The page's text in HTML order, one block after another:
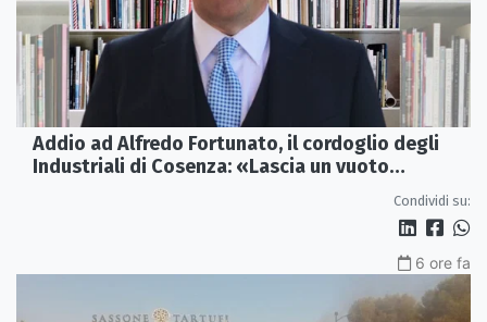
Addio ad Alfredo Fortunato, il cordoglio degli
Industriali di Cosenza: «Lascia un vuoto
Condividi su:
6 ore fa